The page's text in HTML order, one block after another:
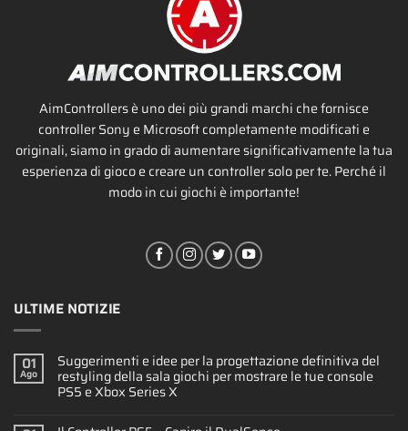
AimControllers è uno dei più grandi marchi che fornisce
controller Sony e Microsoft completamente modificati e
originali, siamo in grado di aumentare significativamente la tua
esperienza di gioco e creare un controller solo per te. Perché il
modo in cui giochi è importante!
ULTIME NOTIZIE
01
Ago
Suggerimenti e idee per la progettazione definitiva del
restyling della sala giochi per mostrare le tue console
PS5 e Xbox Series X